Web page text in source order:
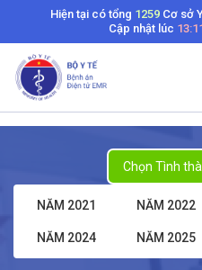
Hiện tại có tổng 1259Cơ sở
Cập nhật lúc
NĂM 2021 NĂM 2022
NĂM 2024 NĂM 2025